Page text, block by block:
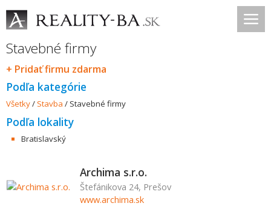
Stavebné firmy
+ Pridať firmu zdarma
Podľa kategórie
Všetky/Stavba / Stavebné firmy
Podľa lokality
Bratislavský
Archima s.r.o.
Štefánikova 24, Prešov
www.archima.sk